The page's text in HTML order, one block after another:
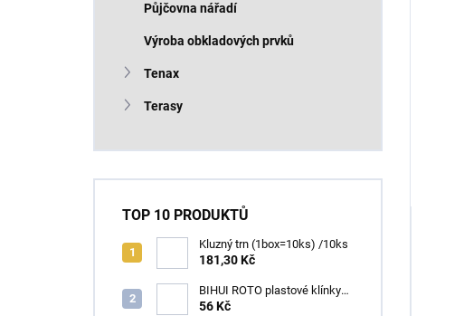
Půjčovna nářadí
Výroba obkladových prvků
Tenax
Terasy
TOP 10 PRODUKTŮ
Kluzný trn (1box=10ks) /10ks
181,30 Kč
BIHUI ROTO plastové klínky
1–13 mm – balení 50 ks
56 Kč